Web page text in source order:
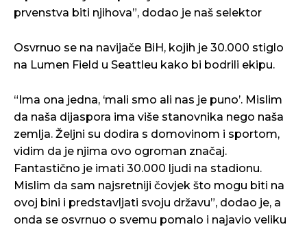
prvenstva biti njihova”, dodao je naš selektor
Osvrnuo se na navijače BiH, kojih je 30.000 stiglo
na Lumen Field u Seattleu kako bi bodrili ekipu.
“Ima ona jedna, ‘mali smo ali nas je puno’. Mislim
da naša dijaspora ima više stanovnika nego naša
zemlja. Željni su dodira s domovinom i sportom,
vidim da je njima ovo ogroman značaj.
Fantastično je imati 30.000 ljudi na stadionu.
Mislim da sam najsretniji čovjek što mogu biti na
ovoj bini i predstavljati svoju državu”, dodao je, a
onda se osvrnuo o svemu pomalo i najavio veliku